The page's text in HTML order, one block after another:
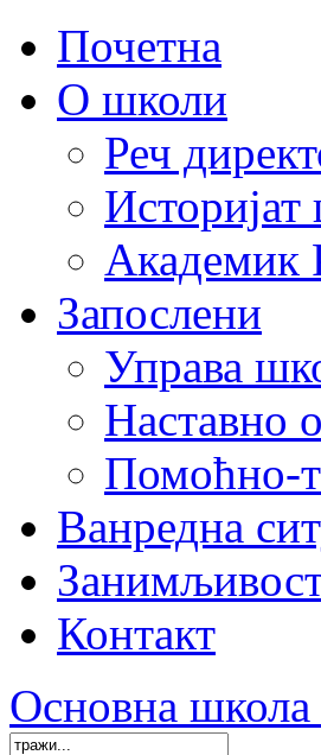
Почетна
О школи
Реч
Историјат
Академик
Запослени
Управа
Наставно
Помоћно-
Ванредна
Контакт
Основна